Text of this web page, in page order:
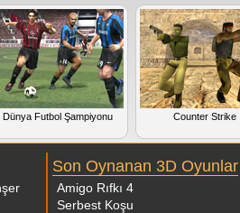
Dünya Futbol Şampiyonu Counter Strike
Son Oynanan 3D Oyunlar
Amigo Rıfkı 4
Serbest Koşu